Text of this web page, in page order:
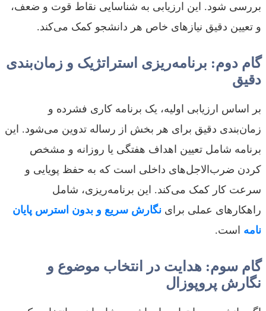
بررسی شود. این ارزیابی به شناسایی نقاط قوت و ضعف،
و تعیین دقیق نیازهای خاص هر دانشجو کمک می‌کند.
گام دوم: برنامه‌ریزی استراتژیک و زمان‌بندی
دقیق
بر اساس ارزیابی اولیه، یک برنامه کاری فشرده و
زمان‌بندی دقیق برای هر بخش از رساله تدوین می‌شود. این
برنامه شامل تعیین اهداف هفتگی یا روزانه و مشخص
کردن ضرب‌الاجل‌های داخلی است که به حفظ پویایی و
سرعت کار کمک می‌کند. این برنامه‌ریزی، شامل
راهکارهای عملی برای نگارش سریع و بدون استرس پایان
نامه است.
گام سوم: هدایت در انتخاب موضوع و
نگارش پروپوزال